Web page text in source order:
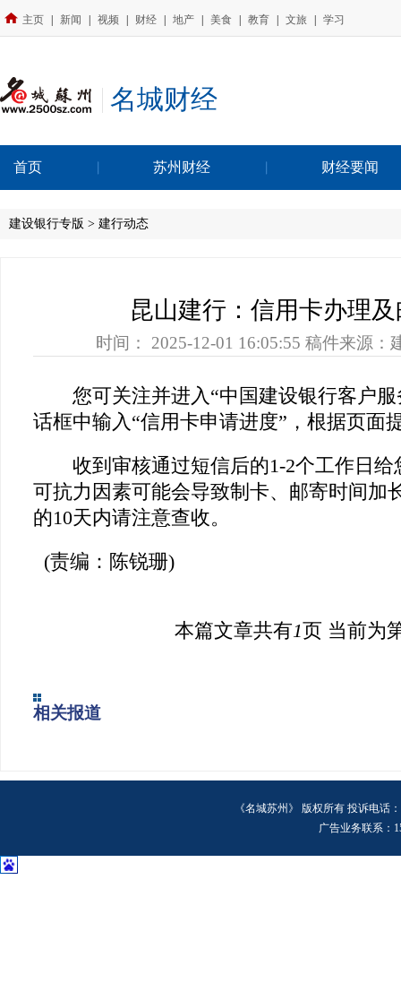
主页 新闻 视频 财经 地产 美食 教育 文旅 学习
名城财经
首页 苏州财经 财经要闻
建设银行专版 > 建行动态
昆山建行：信用卡办理
时间： 2025-12-01 16:05:55 稿件来源：
您可关注并进入“中国建设银行客户服
话框中输入“信用卡申请进度”，根据页面
收到审核通过短信后的1-2个工作日给
可抗力因素可能会导致制卡、邮寄时间加
的10天内请注意查收。
(责编：陈锐珊)
本篇文章共有1页 当前为
相关报道
《名城苏州》 版权所有 投诉电话
广告业务联系：